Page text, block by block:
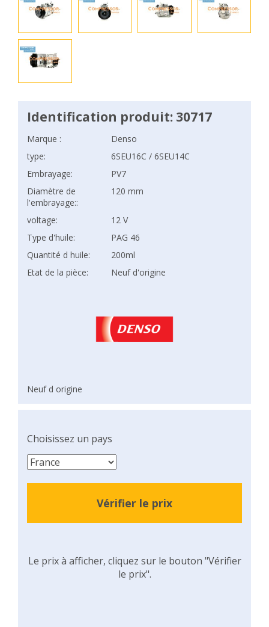
Identification produit: 30717
Marque :
Denso
type:
6SEU16C / 6SEU14C
Embrayage:
PV7
Diamètre de
l'embrayage::
120 mm
voltage:
12 V
Type d'huile:
PAG 46
Quantité d huile:
200ml
Etat de la pièce:
Neuf d'origine
Neuf d origine
Choisissez un pays
Vérifier le prix
Le prix à afficher, cliquez sur le bouton "Vérifier
le prix".